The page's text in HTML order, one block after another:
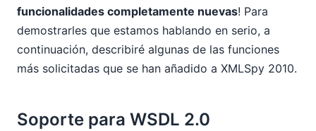
funcionalidades completamente nuevas! Para
demostrarles que estamos hablando en serio, a
continuación, describiré algunas de las funciones
más solicitadas que se han añadido a XMLSpy 2010.
Soporte para WSDL 2.0